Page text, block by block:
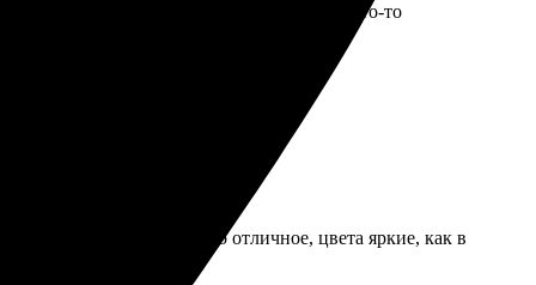
Рекомендую, если нужно сделать что-то
оформил. Качество отличное, цвета яркие, как в